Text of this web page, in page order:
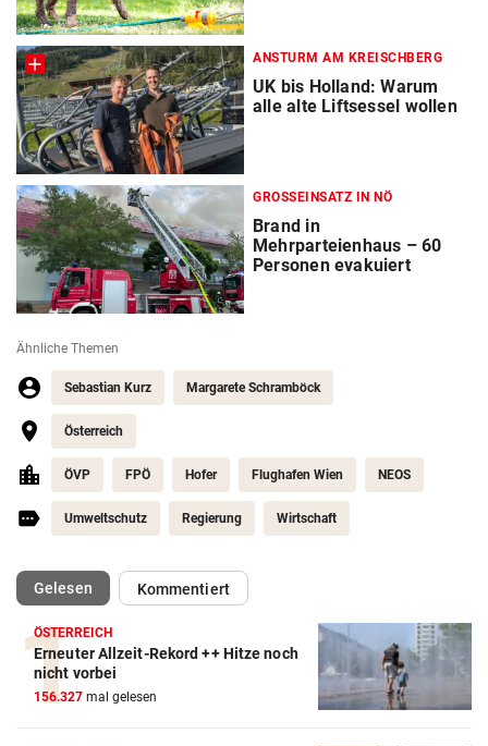
ANSTURM AM KREISCHBERG
UK bis Holland: Warum
alle alte Liftsessel wollen
GROSSEINSATZ IN NÖ
Brand in
Mehrparteienhaus – 60
Personen evakuiert
Ähnliche Themen
Sebastian Kurz Margarete Schramböck
Österreich
ÖVP FPÖ Hofer Flughafen Wien NEOS
Umweltschutz Regierung Wirtschaft
Gelesen(ausgewählt)Kommentiert
ÖSTERREICH
Erneuter Allzeit-Rekord ++ Hitze noch
nicht vorbei
156.327 mal gelesen